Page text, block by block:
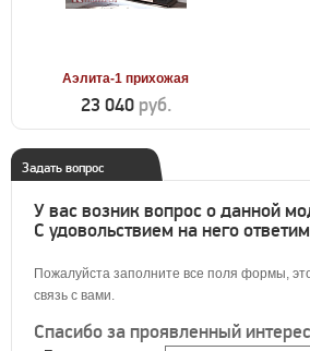
Аэлита-1 прихожая
23 040 руб.
Задать вопрос
У вас возник вопрос о данной
С удовольствием на него
Пожалуйста заполните все поля формы,
связь с вами.
Спасибо за проявленный